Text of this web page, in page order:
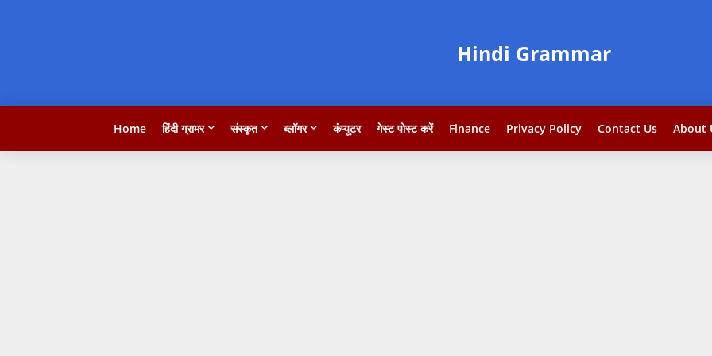
Hindi Grammar
Home हिंदी ग्रामर संस्कृत ब्लॉगर कंप्यूटर गेस्ट पोस्ट करें Finance Privacy Policy Contact Us About